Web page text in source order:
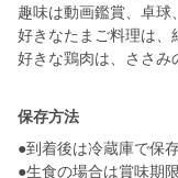
趣味は動画鑑賞、卓球
好きなたまご料理は、
保存方法
●到着後は冷蔵庫で保
●生食の場合は賞味期